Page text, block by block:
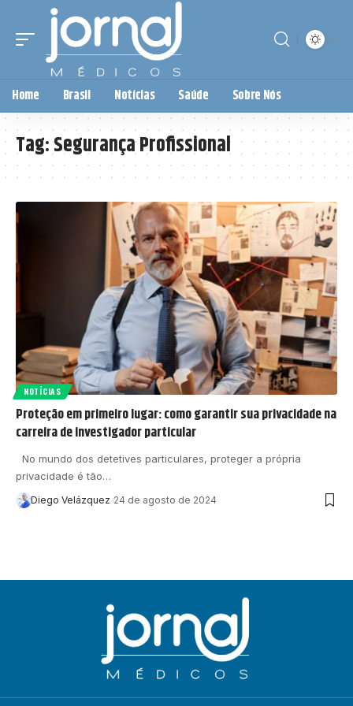
Home Brasil Notícias Saúde Sobre Nós
Tag:Segurança Profissional
NOTÍCIAS
Proteção em primeiro lugar: como garantir sua privacidade na
carreira de investigador particular
No mundo dos detetives particulares, proteger a própria
privacidade é tão…
Diego Velázquez 24 de agosto de 2024